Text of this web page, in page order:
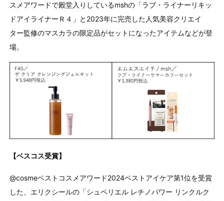
スメアワードで殿堂入りしているmshの「ラブ・ライナーリキッ
ドアイライナーＲ４」と2023年に完売した人気美容クリエイ
ター監修のマスカラの限定品がセットになったアイテムなどが登
場。
【ベスコス受賞】
@cosmeベストコスメアワード2024ベストアイケア第1位を受賞
した、エリクシールの「シュペリエル レチノパワー リンクルク